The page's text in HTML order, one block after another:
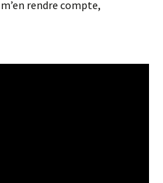
rendre compte,